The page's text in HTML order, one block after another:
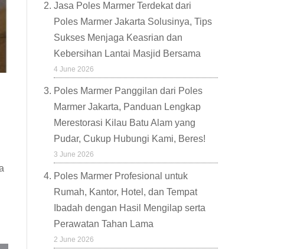
Jasa Poles Marmer Terdekat dari
Poles Marmer Jakarta Solusinya, Tips
Sukses Menjaga Keasrian dan
Kebersihan Lantai Masjid Bersama
4 June 2026
Poles Marmer Panggilan dari Poles
Marmer Jakarta, Panduan Lengkap
Merestorasi Kilau Batu Alam yang
Pudar, Cukup Hubungi Kami, Beres!
3 June 2026
Poles Marmer Profesional untuk
Rumah, Kantor, Hotel, dan Tempat
Ibadah dengan Hasil Mengilap serta
Perawatan Tahan Lama
2 June 2026